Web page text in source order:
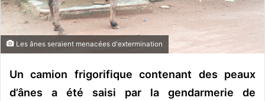
o
u
r
e
l
Les ânes seraient menacées d'extermination
Un camion frigorifique contenant des peaux
d’ânes a été saisi par la gendarmerie de